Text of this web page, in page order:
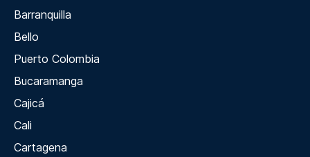
Barranquilla
Bello
Puerto Colombia
Bucaramanga
Cajicá
Cali
Cartagena